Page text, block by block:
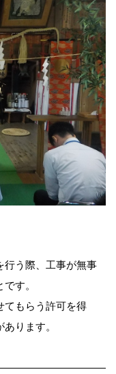
行う際、工事が無事
す。
てもらう許可を得
ります。